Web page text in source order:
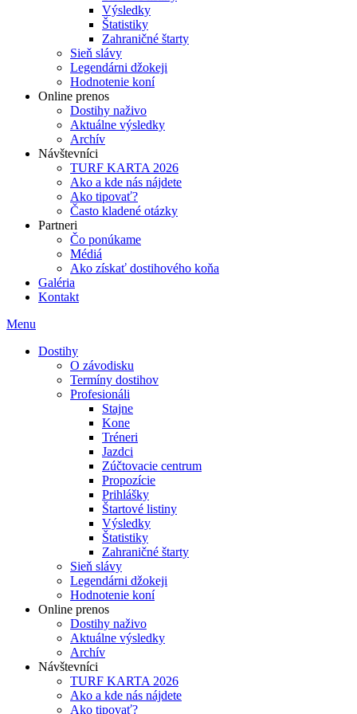
Výsledky
Štatistiky
Zahraničné štarty
Sieň slávy
Legendárni džokeji
Hodnotenie koní
Online prenos
Dostihy naživo
Aktuálne výsledky
Archív
Návštevníci
TURF KARTA 2026
Ako a kde nás nájdete
Ako tipovať?
Často kladené otázky
Partneri
Čo ponúkame
Médiá
Ako získať dostihového koňa
Galéria
Kontakt
Menu
Dostihy
O závodisku
Termíny dostihov
Profesionáli
Stajne
Kone
Tréneri
Jazdci
Zúčtovacie centrum
Propozície
Prihlášky
Štartové listiny
Výsledky
Štatistiky
Zahraničné štarty
Sieň slávy
Legendárni džokeji
Hodnotenie koní
Online prenos
Dostihy naživo
Aktuálne výsledky
Archív
Návštevníci
TURF KARTA 2026
Ako a kde nás nájdete
Ako tipovať?